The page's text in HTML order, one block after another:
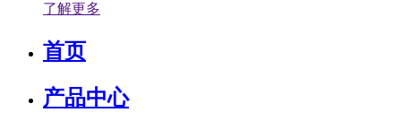
了解更多
首页
产品中心